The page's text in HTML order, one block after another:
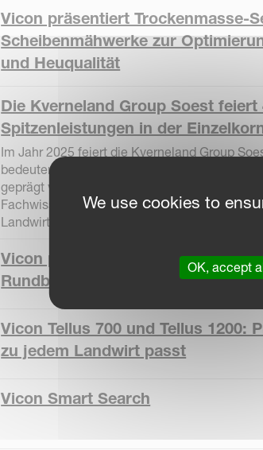
Vicon präsentiert Trockenmasse-
Scheibenmähwerke zur
und Heuqualität
Die Kverneland Group Soest feiert
Spitzenleistungen in der
Im Jahr 2025 feiert die Kverneland Group
bedeutendes Jubiläum: 40 Jahre
geprägt von kontinuierlicher Innovation,
Fachwissen und dem Engagement für die
Landwirte weltweit.
Vicon präsentiert seine neue
Rundballenpresse VariBale
Vicon Tellus 700 und Tellus 1200:
zu jedem Landwirt passt
Vicon Smart Search
We use cookies to
OK, accept